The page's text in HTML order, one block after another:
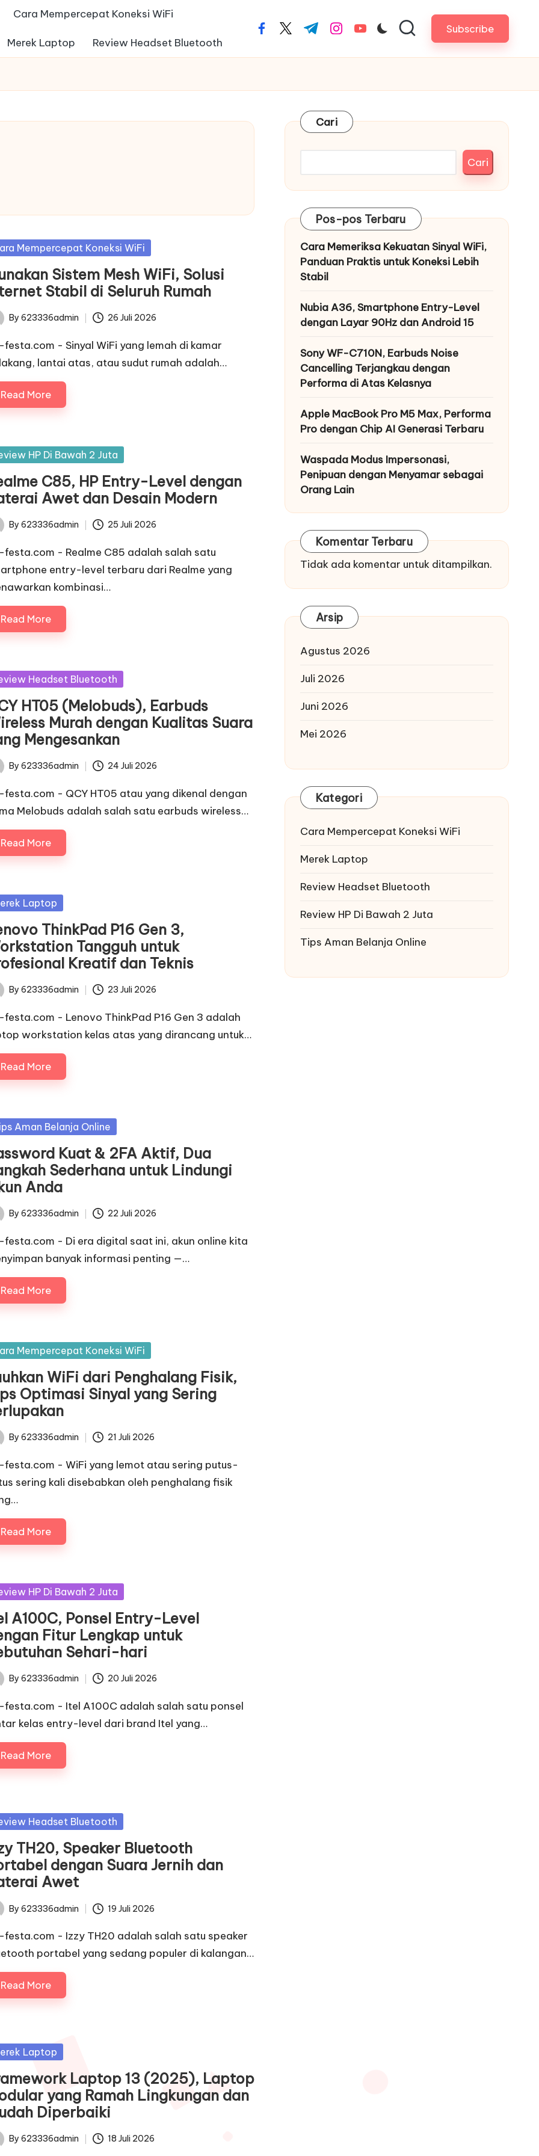
Cara Mempercepat Koneksi WiFi
Merek Laptop Review Headset Bluetooth
facebook.com
twitter.com
t.me instagram.com
youtube.com Subscribe
Mempercepat Koneksi WiFi
Sistem Mesh WiFi, Solusi
Stabil di Seluruh Rumah
By 623336admin 26 Juli 2026
- Sinyal WiFi yang lemah di kamar
lantai atas, atau sudut rumah adalah…
Read More
HP Di Bawah 2 Juta
C85, HP Entry-Level dengan
Awet dan Desain Modern
By 623336admin 25 Juli 2026
- Realme C85 adalah salah satu
entry-level terbaru dari Realme yang
kombinasi…
Read More
Headset Bluetooth
HT05 (Melobuds), Earbuds
Murah dengan Kualitas Suara
Mengesankan
By 623336admin 24 Juli 2026
- QCY HT05 atau yang dikenal dengan
Melobuds adalah salah satu earbuds wireless…
Read More
Laptop
ThinkPad P16 Gen 3,
Tangguh untuk
Kreatif dan Teknis
By 623336admin 23 Juli 2026
- Lenovo ThinkPad P16 Gen 3 adalah
workstation kelas atas yang dirancang untuk…
Read More
Aman Belanja Online
Kuat & 2FA Aktif, Dua
Sederhana untuk Lindungi
Anda
By 623336admin 22 Juli 2026
- Di era digital saat ini, akun online kita
banyak informasi penting —…
Read More
Mempercepat Koneksi WiFi
WiFi dari Penghalang Fisik,
Optimasi Sinyal yang Sering
By 623336admin 21 Juli 2026
- WiFi yang lemot atau sering putus-
sering kali disebabkan oleh penghalang fisik
Read More
HP Di Bawah 2 Juta
A100C, Ponsel Entry-Level
Fitur Lengkap untuk
Sehari-hari
By 623336admin 20 Juli 2026
- Itel A100C adalah salah satu ponsel
kelas entry-level dari brand Itel yang…
Read More
Headset Bluetooth
TH20, Speaker Bluetooth
dengan Suara Jernih dan
Awet
By 623336admin 19 Juli 2026
- Izzy TH20 adalah salah satu speaker
portabel yang sedang populer di kalangan…
Read More
Laptop
Laptop 13 (2025), Laptop
yang Ramah Lingkungan dan
Diperbaiki
By 623336admin 18 Juli 2026
Cari
Cari
Pos-pos Terbaru
Cara Memeriksa Kekuatan Sinyal WiFi,
Panduan Praktis untuk Koneksi Lebih
Stabil
Nubia A36, Smartphone Entry-Level
dengan Layar 90Hz dan Android 15
Sony WF-C710N, Earbuds Noise
Cancelling Terjangkau dengan
Performa di Atas Kelasnya
Apple MacBook Pro M5 Max, Performa
Pro dengan Chip AI Generasi Terbaru
Waspada Modus Impersonasi,
Penipuan dengan Menyamar sebagai
Orang Lain
Komentar Terbaru
Tidak ada komentar untuk ditampilkan.
Arsip
Agustus 2026
Juli 2026
Juni 2026
Mei 2026
Kategori
Cara Mempercepat Koneksi WiFi
Merek Laptop
Review Headset Bluetooth
Review HP Di Bawah 2 Juta
Tips Aman Belanja Online